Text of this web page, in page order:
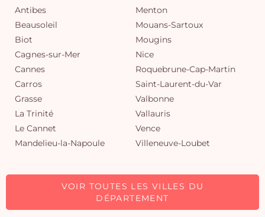
Antibes
Beausoleil
Biot
Cagnes-sur-Mer
Cannes
Carros
Grasse
La Trinité
Le Cannet
Mandelieu-la-Napoule
Menton
Mouans-Sartoux
Mougins
Nice
Roquebrune-Cap-Martin
Saint-Laurent-du-Var
Valbonne
Vallauris
Vence
Villeneuve-Loubet
VOIR TOUTES LES VILLES DU
DÉPARTEMENT